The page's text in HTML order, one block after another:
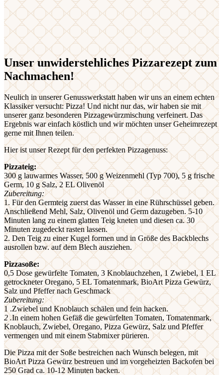
Unser unwiderstehliches Pizzarezept zum
Nachmachen!
Neulich in unserer Genusswerkstatt haben wir uns an einem echten
Klassiker versucht: Pizza! Und nicht nur das, wir haben sie mit
unserer ganz besonderen Pizzagewürzmischung verfeinert. Das
Ergebnis war einfach köstlich und wir möchten unser Geheimrezept
gerne mit Ihnen teilen.
Hier ist unser Rezept für den perfekten Pizzagenuss:
Pizzateig:
300 g lauwarmes Wasser, 500 g Weizenmehl (Typ 700), 5 g frische
Germ, 10 g Salz, 2 EL Olivenöl
Zubereitung:
1. Für den Germteig zuerst das Wasser in eine Rührschüssel geben.
Anschließend Mehl, Salz, Olivenöl und Germ dazugeben. 5-10
Minuten lang zu einem glatten Teig kneten und diesen ca. 30
Minuten zugedeckt rasten lassen.
2. Den Teig zu einer Kugel formen und in Größe des Backblechs
ausrollen bzw. auf dem Blech ausziehen.
Pizzasoße:
0,5 Dose gewürfelte Tomaten, 3 Knoblauchzehen, 1 Zwiebel, 1 EL
getrockneter Oregano, 5 EL Tomatenmark, BioArt Pizza Gewürz,
Salz und Pfeffer nach Geschmack
Zubereitung:
1 .Zwiebel und Knoblauch schälen und fein hacken.
2 .In einem hohen Gefäß die gewürfelten Tomaten, Tomatenmark,
Knoblauch, Zwiebel, Oregano, Pizza Gewürz, Salz und Pfeffer
vermengen und mit einem Stabmixer pürieren.
Die Pizza mit der Soße bestreichen nach Wunsch belegen, mit
BioArt Pizza Gewürz bestreuen und im vorgeheizten Backofen bei
250 Grad ca. 10-12 Minuten backen.